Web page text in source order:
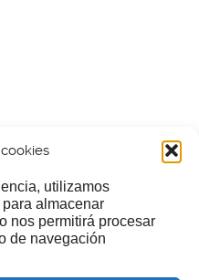
utilizamos
almacenar
nos permitirá procesar
de navegación